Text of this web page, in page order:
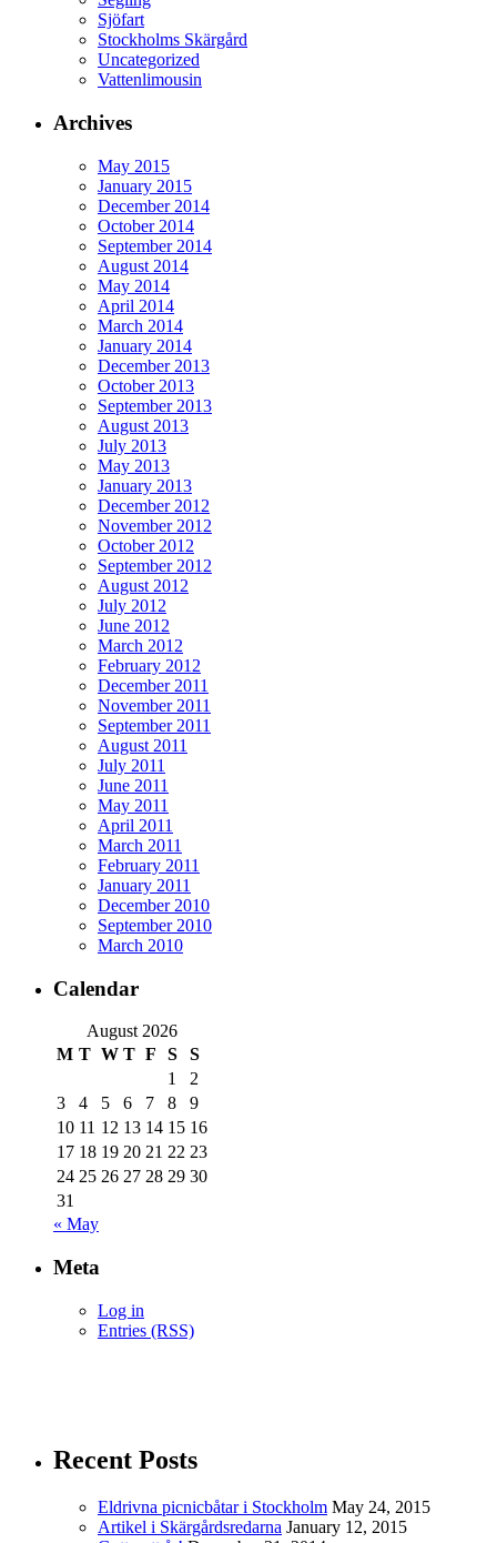
Sjöfart
Stockholms Skärgård
Uncategorized
Vattenlimousin
Archives
May 2015
January 2015
December 2014
October 2014
September 2014
August 2014
May 2014
April 2014
March 2014
January 2014
December 2013
October 2013
September 2013
August 2013
July 2013
May 2013
January 2013
December 2012
November 2012
October 2012
September 2012
August 2012
July 2012
June 2012
March 2012
February 2012
December 2011
November 2011
September 2011
August 2011
July 2011
June 2011
May 2011
April 2011
March 2011
February 2011
January 2011
December 2010
September 2010
March 2010
Calendar
August 2026
M T W T F S
S
1
2
3
4 5 6 7 8
9
10 11 12 13 14 15 16
17 18 19 20 21 22 23
24 25 26 27 28 29 30
31
« May
Meta
Log in
Entries (RSS)
Recent Posts
Eldrivna picnicbåtar i Stockholm May 24, 2015
Artikel i Skärgårdsredarna January 12, 2015